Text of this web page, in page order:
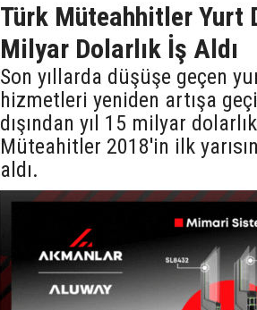
Türk Müteahhitler Yurt
Milyar Dolarlık İş Aldı
Son yıllarda düşüşe geçen
hizmetleri yeniden artışa
dışından yıl 15 milyar
Müteahitler 2018'in ilk
aldı.